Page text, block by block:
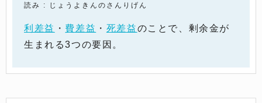
読み : じょうよきんのさんりげん
利差益 ・ 費差益 ・ 死差益のことで、剰余金が
生まれる3つの要因。